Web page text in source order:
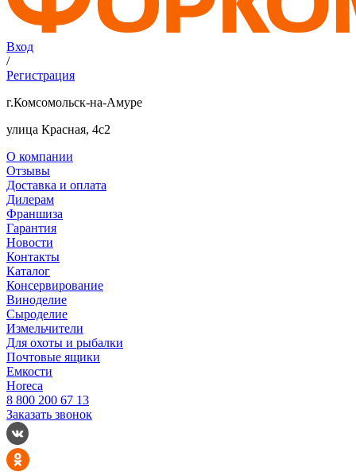
Вход
/
Регистрация
г.Комсомольск-на-Амуре
улица Красная, 4с2
О компании
Отзывы
Доставка и оплата
Дилерам
Франшиза
Гарантия
Новости
Контакты
Каталог
Консервирование
Виноделие
Сыроделие
Измельчители
Для охоты и рыбалки
Почтовые ящики
Емкости
Horeca
8 800 200 67 13
Заказать звонок